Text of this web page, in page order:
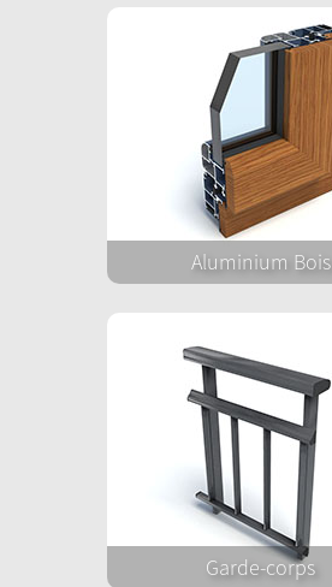
Aluminium Bois
Garde-corps